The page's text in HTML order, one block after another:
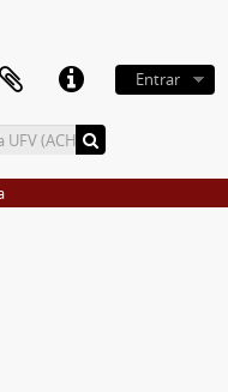
Entrar